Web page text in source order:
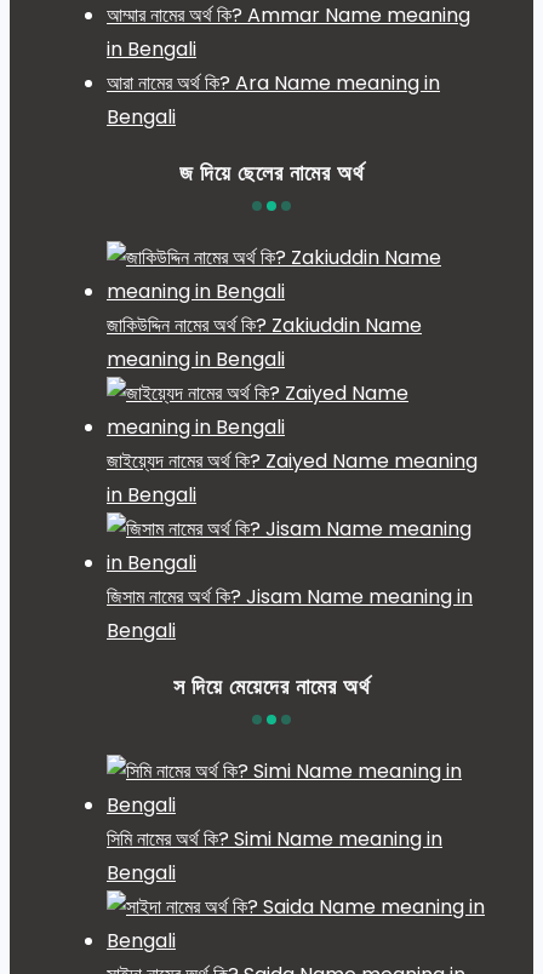
আম্মার নামের অর্থ কি? Ammar Name meaning
in Bengali
আরা নামের অর্থ কি? Ara Name meaning in
Bengali
জ দিয়ে ছেলের নামের অর্থ
জাকিউদ্দিন নামের অর্থ কি? Zakiuddin Name
meaning in Bengali
জাইয়্যেদ নামের অর্থ কি? Zaiyed Name meaning
in Bengali
জিসাম নামের অর্থ কি? Jisam Name meaning in
Bengali
স দিয়ে মেয়েদের নামের অর্থ
সিমি নামের অর্থ কি? Simi Name meaning in
Bengali